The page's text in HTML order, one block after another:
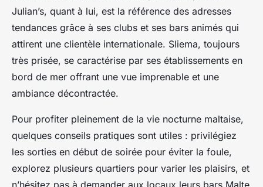
Julian’s, quant à lui, est la référence des adresses
tendances grâce à ses clubs et ses bars animés qui
attirent une clientèle internationale. Sliema, toujours
très prisée, se caractérise par ses établissements en
bord de mer offrant une vue imprenable et une
ambiance décontractée.
Pour profiter pleinement de la vie nocturne maltaise,
quelques conseils pratiques sont utiles : privilégiez
les sorties en début de soirée pour éviter la foule,
explorez plusieurs quartiers pour varier les plaisirs, et